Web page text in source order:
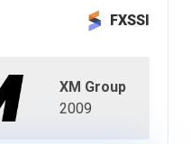
FXSSI
XM Group
2009